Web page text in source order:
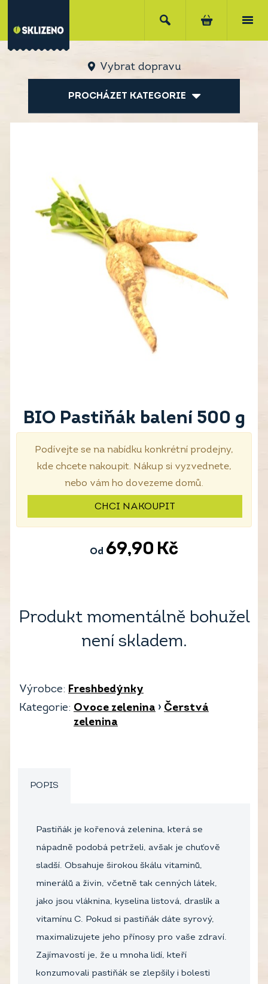
Vybrat dopravu
PROCHÁZET KATEGORIE
BIO Pastiňák balení 500 g
Podívejte se na nabídku konkrétní prodejny,
kde chcete nakoupit. Nákup si vyzvednete,
nebo vám ho dovezeme domů.
CHCI NAKOUPIT
Od 69,90 Kč
Produkt momentálně bohužel
není skladem.
Výrobce: Freshbedýnky
Kategorie: Ovoce zelenina › Čerstvá
zelenina
POPIS
Pastiňák je kořenová zelenina, která se
nápadně podobá petrželi, avšak je chuťově
sladší. Obsahuje širokou škálu vitaminů,
minerálů a živin, včetně tak cenných látek,
jako jsou vláknina, kyselina listová, draslík a
vitamínu C. Pokud si pastiňák dáte syrový,
maximalizujete jeho přínosy pro vaše zdraví.
Zajímavostí je, že u mnoha lidí, kteří
konzumovali pastiňák se zlepšily i bolesti